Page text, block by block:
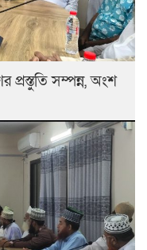
প্রস্তুতি সম্পন্ন, অংশ